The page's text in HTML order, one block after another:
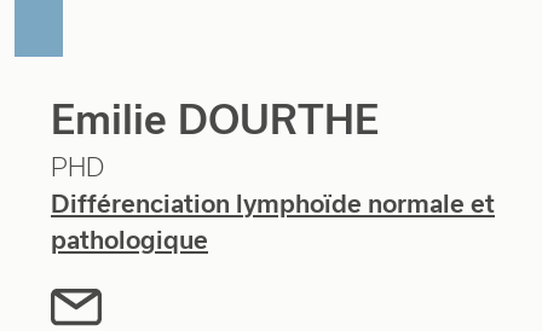
Emilie DOURTHE
PHD
Différenciation lymphoïde normale et
pathologique